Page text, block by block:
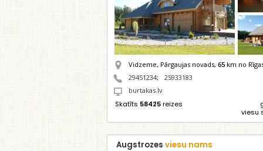
Vidzeme, Pārgaujas novads, 65 km no
29451234;
25933183
burtakas.lv
Skatīts 58425reizes
viesu
Augstrozes viesu nams